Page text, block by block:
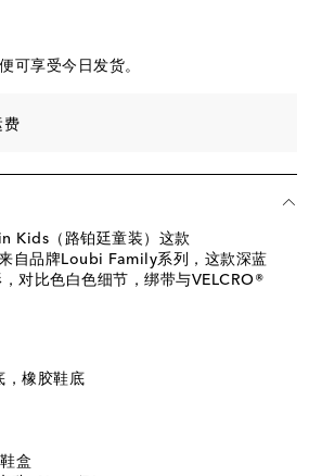
可享受今日发货。
费
Kids（路铂廷童装）这款
自品牌Loubi Family系列，这款深蓝
对比色白色细节，绑带与VELCRO®
，橡胶鞋底
盒